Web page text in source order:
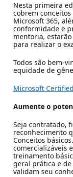
Nesta primeira
cobrem
Microsoft 365,
conformidade e
mentoria,
para realizar o
Todos são bem-
equidade de
Microsoft
Aumente o
Seja contratado,
reconhecimento
Conceitos
comercializáveis
treinamento
geral prática e
validam seu